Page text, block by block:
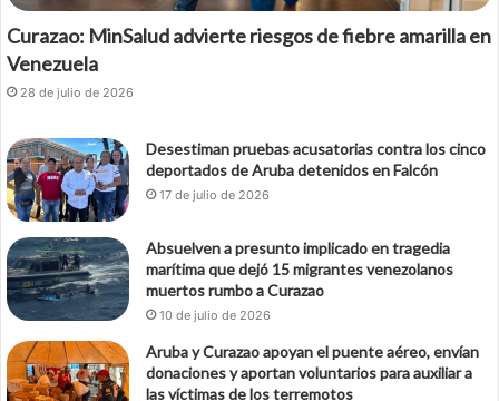
Curazao: MinSalud advierte riesgos de fiebre amarilla en
Venezuela
28 de julio de 2026
Desestiman pruebas acusatorias contra los cinco
deportados de Aruba detenidos en Falcón
17 de julio de 2026
Absuelven a presunto implicado en tragedia
marítima que dejó 15 migrantes venezolanos
muertos rumbo a Curazao
10 de julio de 2026
Aruba y Curazao apoyan el puente aéreo, envían
donaciones y aportan voluntarios para auxiliar a
las víctimas de los terremotos